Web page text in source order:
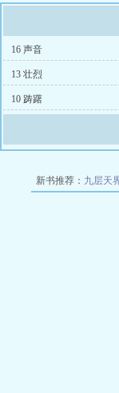
16 声音
13 壮烈
10 踌躇
新书推荐： 九层天